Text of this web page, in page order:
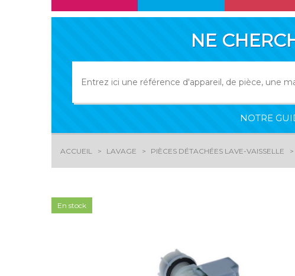
NE
NOTRE
ACCUEIL LAVAGE PIÈCES DÉTACHÉES LAVE-VAISSELLE
En stock